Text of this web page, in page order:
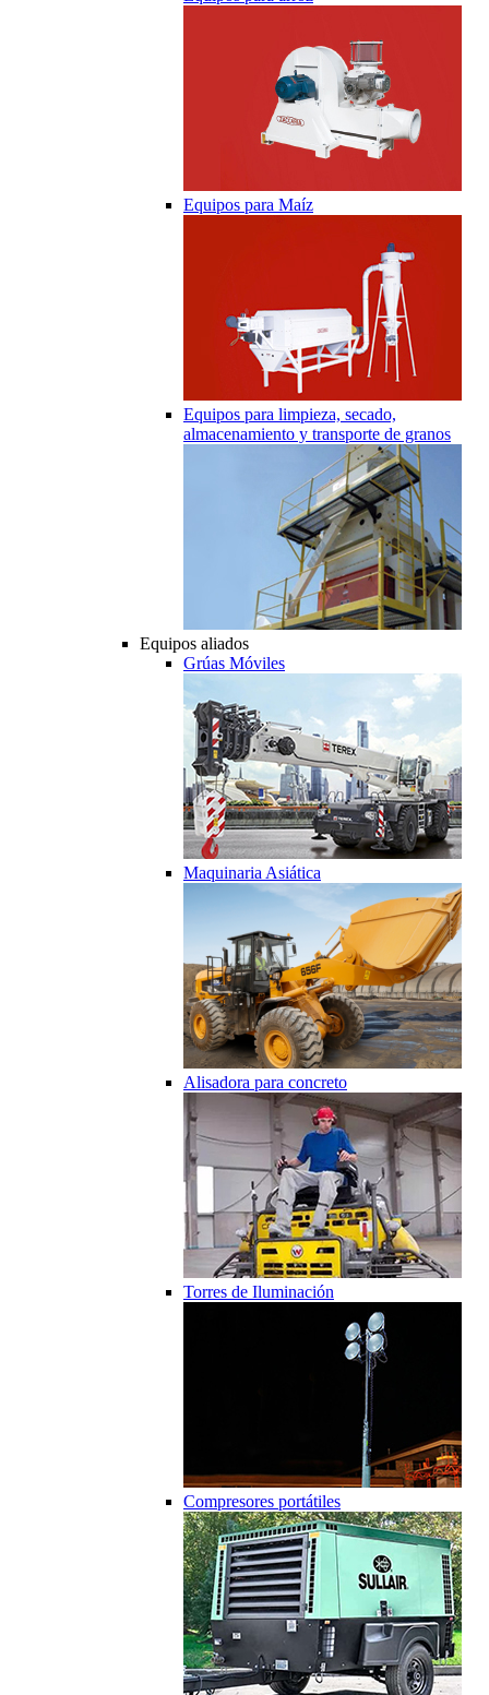
Equipos para Maíz
Equipos para limpieza, secado,
almacenamiento y transporte de granos
Equipos aliados
Grúas Móviles
Maquinaria Asiática
Alisadora para concreto
Torres de Iluminación
Compresores portátiles